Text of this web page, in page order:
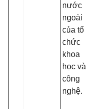
nước
ngoài
của tổ
chức
khoa
học và
công
nghệ.